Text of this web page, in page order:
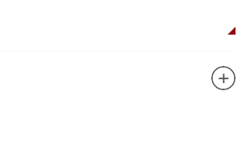
れており、区内でも古いものです。しかし
妙亀塚と相対するものと考えられていま